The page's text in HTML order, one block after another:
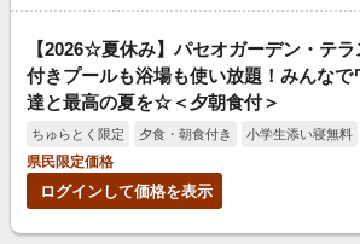
【2026☆夏休み】パセオガーデン・テ
付きプールも浴場も使い放題！みんなで
達と最高の夏を☆＜夕朝食付＞
ちゅらとく限定 夕食・朝食付き 小学生添い寝無料
県民限定価格
ログインして価格を表示